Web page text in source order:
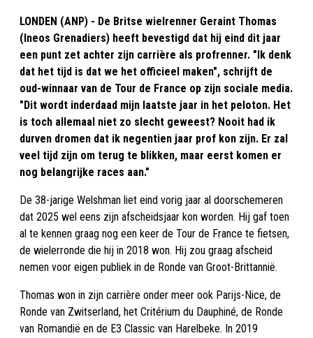
LONDEN (ANP) - De Britse wielrenner Geraint Thomas
(Ineos Grenadiers) heeft bevestigd dat hij eind dit jaar
een punt zet achter zijn carrière als profrenner. "Ik denk
dat het tijd is dat we het officieel maken", schrijft de
oud-winnaar van de Tour de France op zijn sociale media.
"Dit wordt inderdaad mijn laatste jaar in het peloton. Het
is toch allemaal niet zo slecht geweest? Nooit had ik
durven dromen dat ik negentien jaar prof kon zijn. Er zal
veel tijd zijn om terug te blikken, maar eerst komen er
nog belangrijke races aan."
De 38-jarige Welshman liet eind vorig jaar al doorschemeren
dat 2025 wel eens zijn afscheidsjaar kon worden. Hij gaf toen
al te kennen graag nog een keer de Tour de France te fietsen,
de wielerronde die hij in 2018 won. Hij zou graag afscheid
nemen voor eigen publiek in de Ronde van Groot-Brittannië.
Thomas won in zijn carrière onder meer ook Parijs-Nice, de
Ronde van Zwitserland, het Critérium du Dauphiné, de Ronde
van Romandië en de E3 Classic van Harelbeke. In 2019